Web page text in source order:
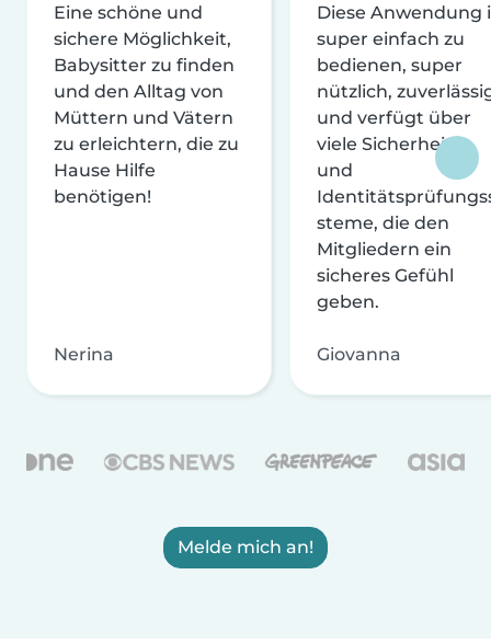
Eine schöne und
sichere Möglichkeit,
Babysitter zu finden
und den Alltag von
Müttern und Vätern
zu erleichtern, die zu
Hause Hilfe
benötigen!
Nerina
Diese Anwendung
super einfach zu
bedienen, super
nützlich,
und verfügt über
viele Sicherheits-
und
steme, die den
Mitgliedern ein
sicheres Gefühl
geben.
Giovanna
Melde mich an!